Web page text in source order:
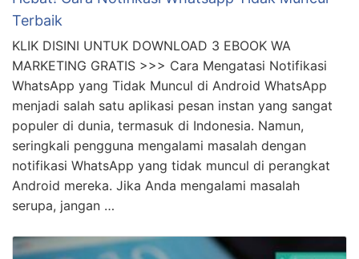
Hebat! Cara Notifikasi Whatsapp Tidak Muncul
Terbaik
KLIK DISINI UNTUK DOWNLOAD 3 EBOOK WA
MARKETING GRATIS >>> Cara Mengatasi Notifikasi
WhatsApp yang Tidak Muncul di Android WhatsApp
menjadi salah satu aplikasi pesan instan yang sangat
seringkali pengguna mengalami masalah dengan